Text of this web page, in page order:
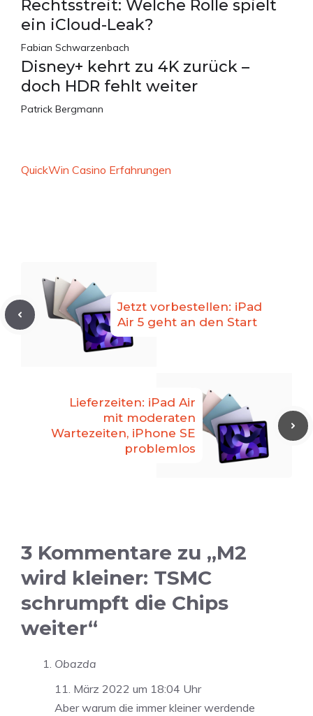
Rechtsstreit: Welche Rolle spielt
ein iCloud-Leak?
Fabian Schwarzenbach
Disney+ kehrt zu 4K zurück –
doch HDR fehlt weiter
Patrick Bergmann
QuickWin Casino Erfahrungen
Jetzt vorbestellen: iPad
Air 5 geht an den Start
Lieferzeiten: iPad Air
mit moderaten
Wartezeiten, iPhone SE
problemlos
3 Kommentare zu „M2
wird kleiner: TSMC
schrumpft die Chips
weiter“
Obazda
11. März 2022 um 18:04 Uhr
Aber warum die immer kleiner werdende